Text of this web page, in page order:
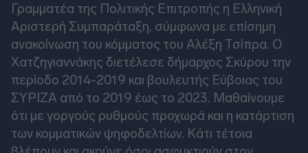
Γραμματέα της Πολιτικής Επιτροπής η Ελληνική
Αριστερή Συμπαράταξη, σύμφωνα με επίσημη
ανακοίνωση του κόμματος του Αλέξη Τσίπρα. Ο
Χατζηγιαννάκης διετέλεσε δήμαρχος Σκύρου την
περίοδο 2014-2019 και βουλευτής Εύβοιας του
ΣΥΡΙΖΑ από το 2019 έως το 2023. Μαθαίνουμε
ότι με γοργούς ρυθμούς προχωρά και η κατάρτιση
των κομματικών ψηφοδελτίων. Κάτι τέτοια